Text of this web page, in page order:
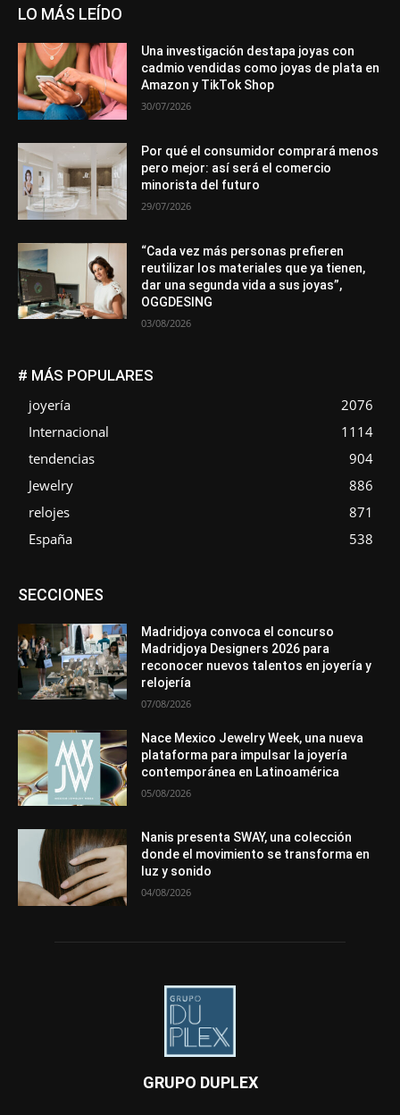
LO MÁS LEÍDO
Una investigación destapa joyas con
cadmio vendidas como joyas de plata en
Amazon y TikTok Shop
30/07/2026
Por qué el consumidor comprará menos
pero mejor: así será el comercio
minorista del futuro
29/07/2026
“Cada vez más personas prefieren
reutilizar los materiales que ya tienen,
dar una segunda vida a sus joyas”,
OGGDESING
03/08/2026
# MÁS POPULARES
joyería
2076
Internacional
1114
tendencias
904
Jewelry
886
relojes
871
España
538
SECCIONESAsociaciones
Entrevistas
Mundo Técnico
Novedades Opiniones
Perspectiva
Premios
Secciones Sin categoría
Más
Madridjoya convoca el concurso
Madridjoya Designers 2026 para
reconocer nuevos talentos en joyería y
relojería
07/08/2026
Nace Mexico Jewelry Week, una nueva
plataforma para impulsar la joyería
contemporánea en Latinoamérica
05/08/2026
Nanis presenta SWAY, una colección
donde el movimiento se transforma en
luz y sonido
04/08/2026
GRUPO DUPLEX